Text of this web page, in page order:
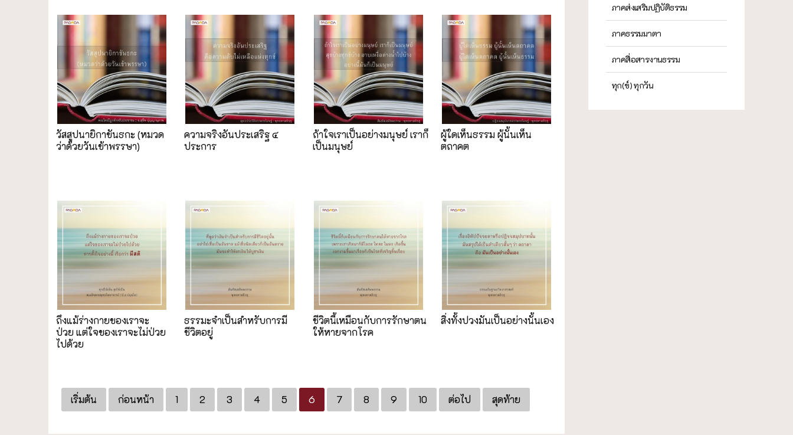
วัสสูปนายิกาขันธกะ (หมวด
ว่าด้วยวันเข้าพรรษา)
ความจริงอันประเสริฐ ๔
ประการ
ถ้าใจเราเป็นอย่างมนุษย์ เราก็
เป็นมนุษย์
ผู้ใดเห็นธรรม ผู้นั้นเห็น
ตถาคต
ถึงแม้ร่างกายของเราจะ
ป่วย แต่ใจของเราจะไม่ป่วย
ไปด้วย
ธรรมะจำเป็นสำหรับการมี
ชีวิตอยู่
ชีวิตนี้เหมือนกับการรักษาตน
ให้หายจากโรค
สิ่งทั้งปวงมันเป็นอย่างนั้นเอง
เริ่มต้น ก่อนหน้า 1 2 3 4 5 6 7 8 9 10 ต่อไป สุดท้าย
ภาคส่งเสริมปฏิบัติธรรม
ภาคธรรมมาตา
ภาคสื่อสารงานธรรม
ทุก(ข์) ทุกวัน